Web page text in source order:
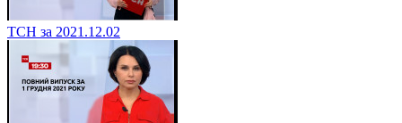
ТСН за 2021.12.02